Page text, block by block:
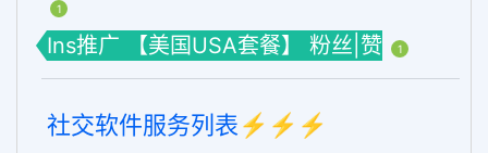
1
Ins推广 【美国USA套餐】 粉丝|赞 1
社交软件服务列表⚡️⚡️⚡️